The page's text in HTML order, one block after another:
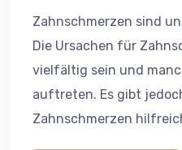
Zahnschmerzen sind
Die Ursachen für
vielfältig sein und
auftreten. Es gibt
Zahnschmerzen